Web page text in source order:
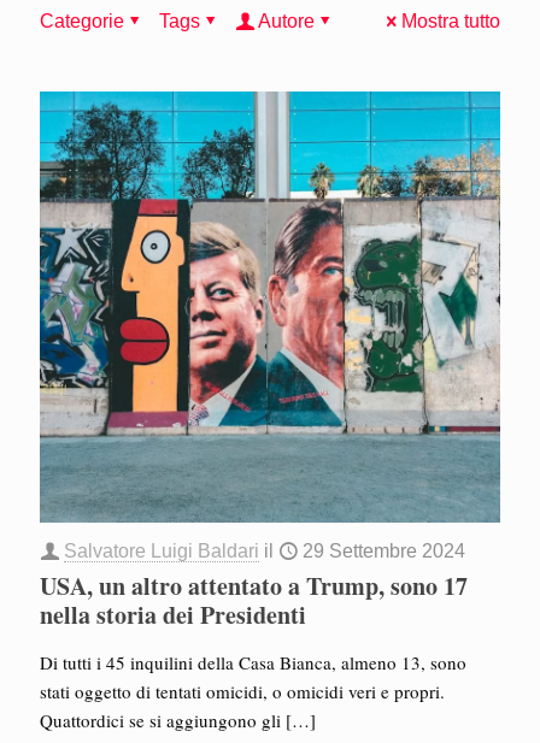
Categorie Tags Autore Mostra tutto
Salvatore Luigi Baldari il 29 Settembre 2024
USA, un altro attentato a Trump, sono 17
nella storia dei Presidenti
Di tutti i 45 inquilini della Casa Bianca, almeno 13, sono
stati oggetto di tentati omicidi, o omicidi veri e propri.
Quattordici se si aggiungono gli […]